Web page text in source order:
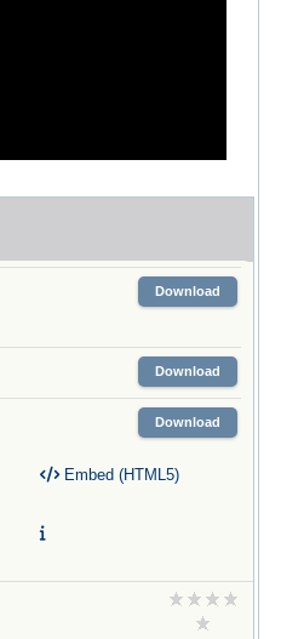
Download
Download
Download
Embed (HTML5)